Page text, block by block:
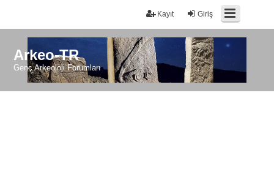
Giriş
Kayıt
Arkeo-TR
Genç Arkeoloji Forumları